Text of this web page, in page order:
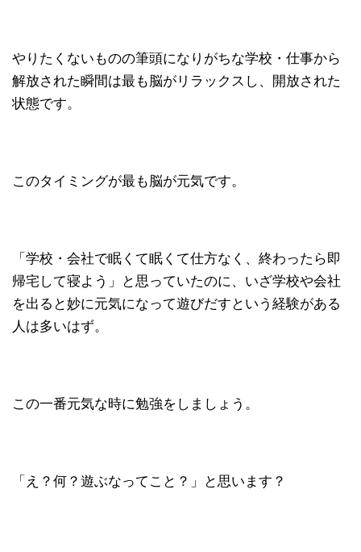
やりたくないものの筆頭になりがちな学校・仕事から
解放された瞬間は最も脳がリラックスし、開放された
状態です。
このタイミングが最も脳が元気です。
「学校・会社で眠くて眠くて仕方なく、終わったら即
帰宅して寝よう」と思っていたのに、いざ学校や会社
を出ると妙に元気になって遊びだすという経験がある
人は多いはず。
この一番元気な時に勉強をしましょう。
「え？何？遊ぶなってこと？」と思います？